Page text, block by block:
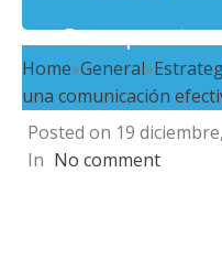
Presupuesto
Home»General»
una comunicación
Posted on 19
In No comment